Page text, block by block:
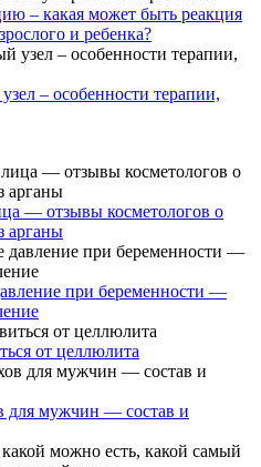
– какая может быть реакция
и ребенка?
– особенности терапии,
— отзывы косметологов о
арганы
при беременности —
от целлюлита
для мужчин — состав и